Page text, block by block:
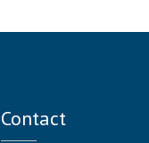
Contact